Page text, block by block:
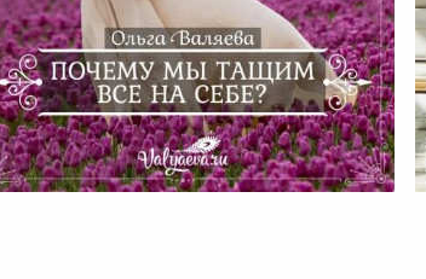
Почему Мы Тащим Все На
Себе?